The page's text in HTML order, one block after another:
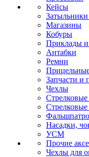
Кейсы
Магазины
Кобуры
Приклады и
Антабки
Ремни
Запчасти и
Чехлы
Стрелковые
Насадки,
УСМ
Прочие
Чехлы для